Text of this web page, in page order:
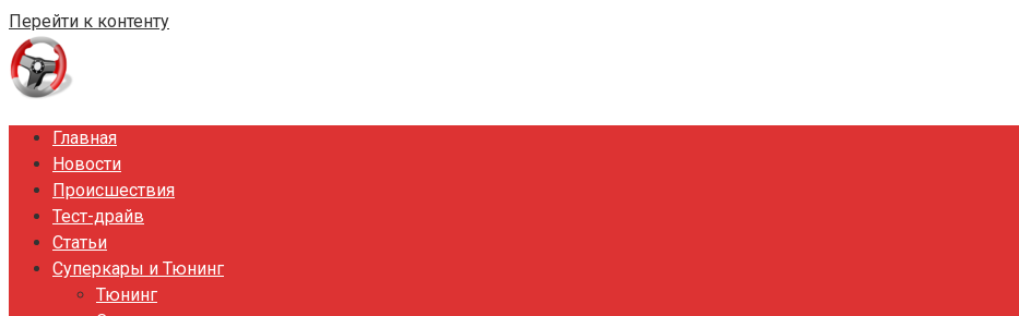
Перейти к контенту
Главная
Новости
Происшествия
Тест-драйв
Статьи
Суперкары и Тюнинг
Тюнинг